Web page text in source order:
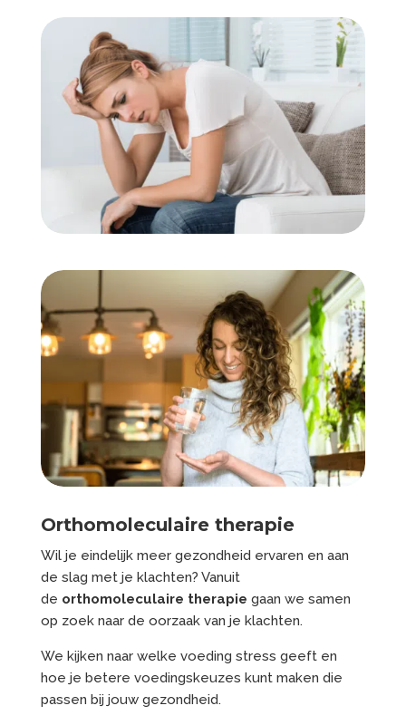
Orthomoleculaire therapie
Wil je eindelijk meer gezondheid ervaren en aan
de slag met je klachten? Vanuit
de orthomoleculaire therapie gaan we samen
op zoek naar de oorzaak van je klachten.
We kijken naar welke voeding stress geeft en
hoe je betere voedingskeuzes kunt maken die
passen bij jouw gezondheid.